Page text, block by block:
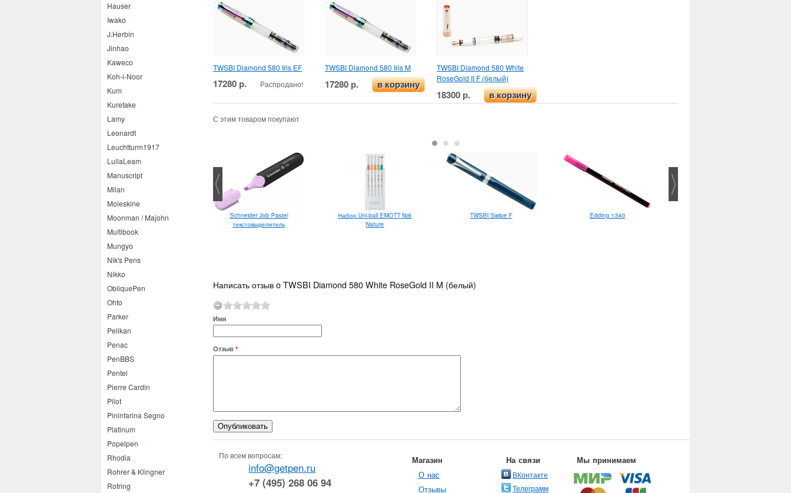
Hauser
Iwako
J.Herbin
Jinhao
Kaweco
Koh-i-Noor
Kum
Kuretake
Lamy
Leonardt
Leuchtturm1917
LullaLeam
Manuscript
Milan
Moleskine
Moonman / Majohn
Multibook
Mungyo
Nik's Pens
Nikko
ObliquePen
Ohto
Parker
Pelikan
Penac
PenBBS
Pentel
Pierre Cardin
Pilot
Pininfarina Segno
Platinum
Popelpen
Rhodia
Rohrer & Klingner
Rotring
TWSBI Diamond 580 Iris EF
17280 р. Распродано!
TWSBI Diamond 580 Iris M
17280 р. в корзину
TWSBI Diamond 580 White
RoseGold II F (белый)
18300 р. в корзину
С этим товаром покупают
Schneider Job Pastel
текстовыделитель
Набор Uni-ball EMOTT №6
Nature
TWSBI Swipe F Edding 1340
Написать отзыв o TWSBI Diamond 580 White RoseGold II M (белый)
Имя
Отзыв *
По всем вопросам:
info@getpen.ru
+7 (495) 268 06 94
Магазин
О нас
Отзывы
На связи
ВКонтакте
Телеграмм
Мы принимаем